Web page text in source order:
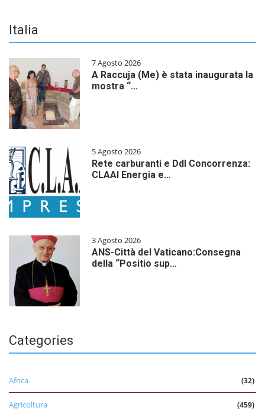
Italia
7 Agosto 2026
A Raccuja (Me) è stata inaugurata la
mostra “…
5 Agosto 2026
Rete carburanti e Ddl Concorrenza:
CLAAI Energia e…
3 Agosto 2026
ANS-Città del Vaticano:Consegna
della “Positio sup…
Categories
Africa (32)
Agricoltura (459)